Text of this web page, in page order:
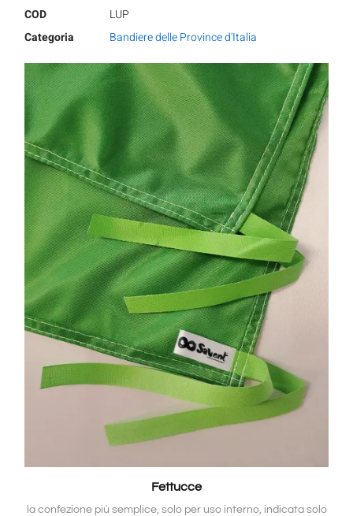
COD
LUP
Categoria
Bandiere delle Province d'Italia
Fettucce
la confezione più semplice, solo per uso interno, indicata solo